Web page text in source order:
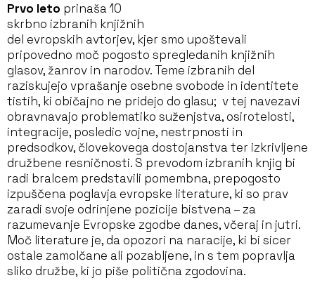
Prvo leto prinaša 10
skrbno izbranih knjižnih
del evropskih avtorjev, kjer smo upoštevali
pripovedno moč pogosto spregledanih knjižnih
glasov, žanrov in narodov. Teme izbranih del
raziskujejo vprašanje osebne svobode in identitete
tistih, ki običajno ne pridejo do glasu; v tej navezavi
obravnavajo problematiko suženjstva, osirotelosti,
integracije, posledic vojne, nestrpnosti in
predsodkov, človekovega dostojanstva ter izkrivljene
družbene resničnosti. S prevodom izbranih knjig bi
radi bralcem predstavili pomembna, prepogosto
izpuščena poglavja evropske literature, ki so prav
zaradi svoje odrinjene pozicije bistvena – za
razumevanje Evropske zgodbe danes, včeraj in jutri.
Moč literature je, da opozori na naracije, ki bi sicer
ostale zamolčane ali pozabljene, in s tem popravlja
sliko družbe, ki jo piše politična zgodovina.